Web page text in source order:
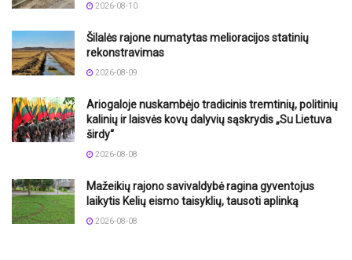
2026-08-10
Šilalės rajone numatytas melioracijos statinių
rekonstravimas
2026-08-09
Ariogaloje nuskambėjo tradicinis tremtinių, politinių
kalinių ir laisvės kovų dalyvių sąskrydis „Su Lietuva
širdy“
2026-08-08
Mažeikių rajono savivaldybė ragina gyventojus
laikytis Kelių eismo taisyklių, tausoti aplinką
2026-08-08